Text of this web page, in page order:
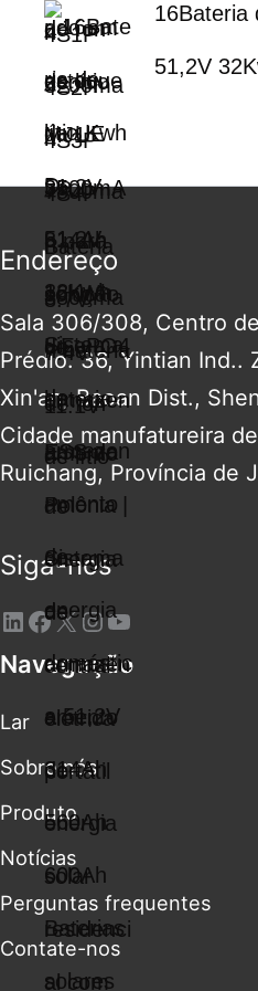
da
16Bateria
51,2V
Endereço
Sala 306/308, Centro
Prédio. 36, Yintian Ind..
Xin'an, Baoan Dist.,
Cidade manufatureira
Ruichang, Província de
Siga-nos
Navegação
Lar
Sobre nós
Produto
Notícias
Perguntas frequentes
Contate-nos